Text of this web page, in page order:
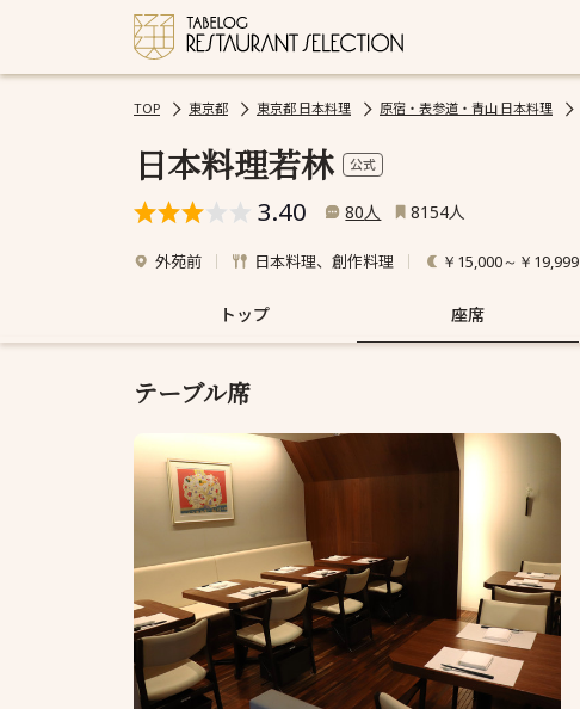
TOP 東京都 東京都 日本料理 原宿・表参道・青山 日本料理
日本料理若林 公式
3.40 80人 8154人
外苑前 日本料理、創作料理 ￥15,000～￥19,999
トップ 座席
テーブル席